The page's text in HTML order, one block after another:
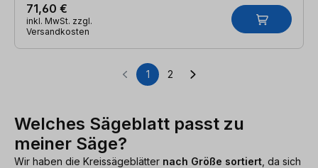
71,60 €
inkl. MwSt. zzgl.
Versandkosten
Seite
1 Seite
2
Welches Sägeblatt passt zu
meiner Säge?
Wir haben die Kreissägeblätter nach Größe sortiert , da sich